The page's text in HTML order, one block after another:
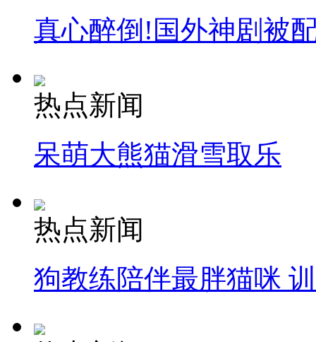
真心醉倒!国外神剧被
热点新闻
呆萌大熊猫滑雪取乐
热点新闻
狗教练陪伴最胖猫咪